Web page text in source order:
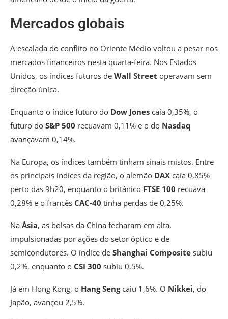
Mercados globais
A escalada do conflito no Oriente Médio voltou a pesar nos
mercados financeiros nesta quarta-feira. Nos Estados
Unidos, os índices futuros de Wall Street operavam sem
direção única.
Enquanto o índice futuro do Dow Jones caía 0,35%, o
futuro do S&P 500 recuavam 0,11% e o do Nasdaq
avançavam 0,14%.
Na Europa, os índices também tinham sinais mistos. Entre
os principais índices da região, o alemão DAX caía 0,85%
perto das 9h20, enquanto o britânico FTSE 100 recuava
0,28% e o francês CAC-40 tinha perdas de 0,25%.
Na Ásia, as bolsas da China fecharam em alta,
impulsionadas por ações do setor óptico e de
semicondutores. O índice de Shanghai Composite subiu
0,2%, enquanto o CSI 300 subiu 0,5%.
Já em Hong Kong, o Hang Sengcaiu 1,6%. O Nikkei, do
Japão, avançou 2,5%.